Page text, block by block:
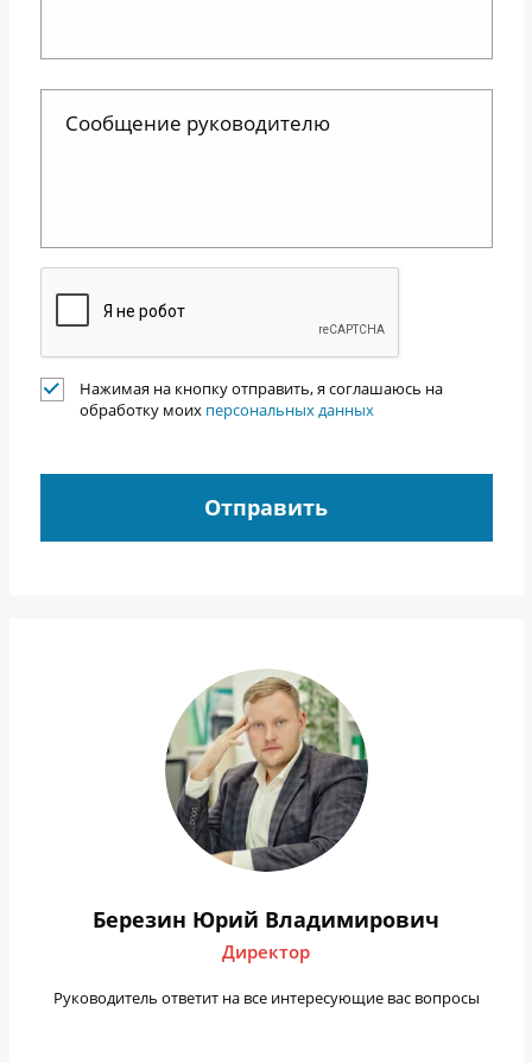
Нажимая на кнопку отправить, я соглашаюсь на
обработку моих персональных данных
Отправить
Березин Юрий Владимирович
Директор
Руководитель ответит на все интересующие вас вопросы